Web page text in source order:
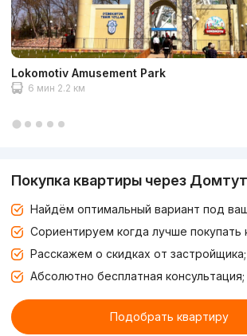
Lokomotiv Amusement Park
6 мин 2.2 км
Покупка квартиры через
Найдём оптимальный вариант под
Сориентируем когда лучше покупать
Расскажем о скидках от застройщика;
Абсолютно бесплатная консультация;
Подобрать квартиру